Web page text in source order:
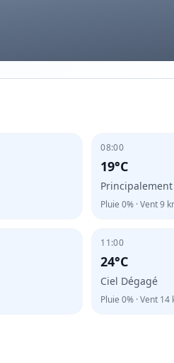
08:00
19°C
Pluie0% · Vent9
11:00
24°C
Ciel Dégagé
Pluie0% · Vent 14